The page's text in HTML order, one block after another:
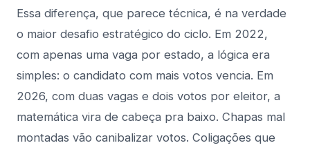
Essa diferença, que parece técnica, é na verdade
o maior desafio estratégico do ciclo. Em 2022,
com apenas uma vaga por estado, a lógica era
simples: o candidato com mais votos vencia. Em
2026, com duas vagas e dois votos por eleitor, a
matemática vira de cabeça pra baixo. Chapas mal
montadas vão canibalizar votos. Coligações que